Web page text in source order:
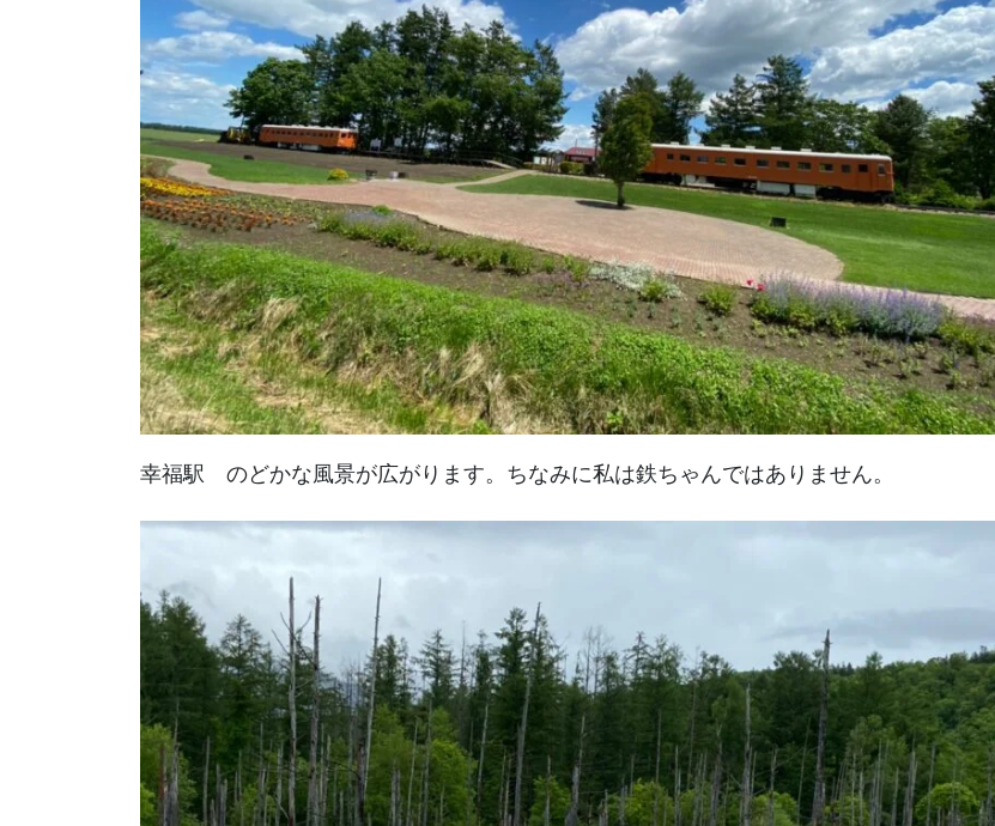
幸福駅 のどかな風景が広がります。ちなみに私は鉄ちゃんではありません。